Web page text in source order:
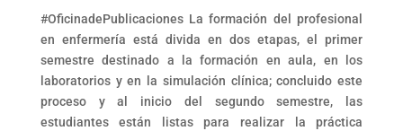
#OficinadePublicaciones La formación del profesional
en enfermería está divida en dos etapas, el primer
semestre destinado a la formación en aula, en los
laboratorios y en la simulación clínica; concluido este
proceso y al inicio del segundo semestre, las
estudiantes están listas para realizar la práctica